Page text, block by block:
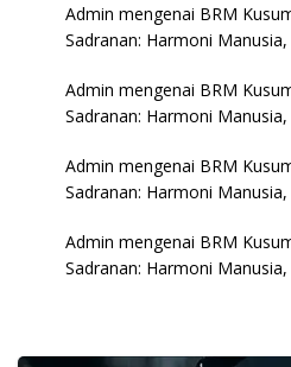
Admin mengenai BRM
Sadranan: Harmoni
Admin mengenai BRM
Sadranan: Harmoni
Admin mengenai BRM
Sadranan: Harmoni
Admin mengenai BRM
Sadranan: Harmoni